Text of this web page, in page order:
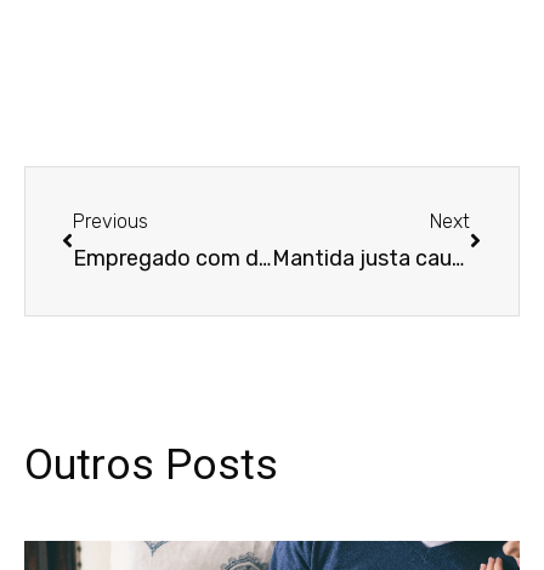
Previous
Empregado com deficiência física dispensado enquanto aguardava nova cirurgia deve ser reintegrado
Next
Mantida justa causa de dependente químico que recusou tratamento
Outros Posts